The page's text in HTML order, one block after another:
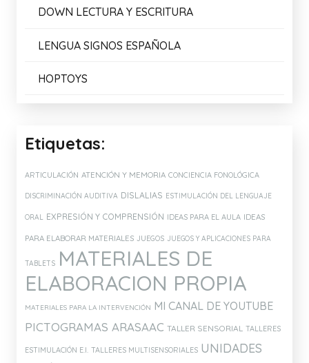
DOWN LECTURA Y ESCRITURA
LENGUA SIGNOS ESPAÑOLA
HOPTOYS
Etiquetas:
ARTICULACIÓN ATENCIÓN Y MEMORIA CONCIENCIA FONOLÓGICA
DISCRIMINACIÓN AUDITIVA DISLALIAS ESTIMULACIÓN DEL LENGUAJE
ORAL EXPRESIÓN Y COMPRENSIÓN IDEAS PARA EL AULA IDEAS
PARA ELABORAR MATERIALES JUEGOS JUEGOS Y APLICACIONES PARA
TABLETS MATERIALES DE
ELABORACION PROPIA
MATERIALES PARA LA INTERVENCIÓN MI CANAL DE YOUTUBE
PICTOGRAMAS ARASAAC TALLER SENSORIAL TALLERES
ESTIMULACIÓN E.I. TALLERES MULTISENSORIALES UNIDADES